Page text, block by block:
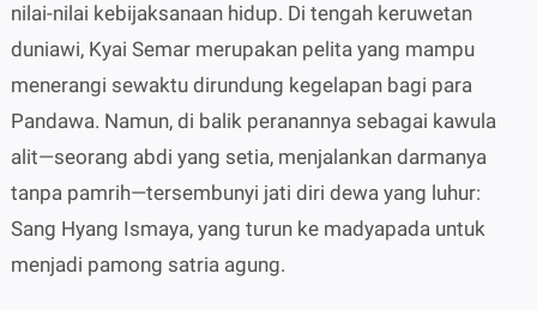
nilai-nilai kebijaksanaan hidup. Di tengah keruwetan
duniawi, Kyai Semar merupakan pelita yang mampu
menerangi sewaktu dirundung kegelapan bagi para
Pandawa. Namun, di balik peranannya sebagai kawula
alit—seorang abdi yang setia, menjalankan darmanya
tanpa pamrih—tersembunyi jati diri dewa yang luhur:
Sang Hyang Ismaya, yang turun ke madyapada untuk
menjadi pamong satria agung.